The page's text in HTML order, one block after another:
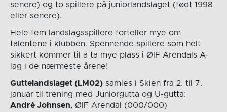
senere) og to spillere på juniorlandslaget (født 1998
eller senere).
Hele fem landslagsspillere forteller mye om
talentene i klubben. Spennende spillere som helt
sikkert kommer til å ta mye plass i ØIF Arendals A-
lag i de nærmeste årene!
Guttelandslaget (LM02)samles i Skien fra 2. til 7.
januar til trening med Juniorgutta og U-gutta:
André Johnsen, ØIF Arendal (000/000)